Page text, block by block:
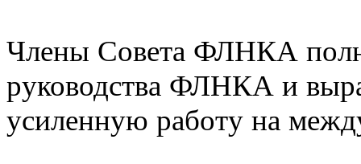
Члены Совета ФЛНКА
руководства ФЛНКА и
усиленную работу на